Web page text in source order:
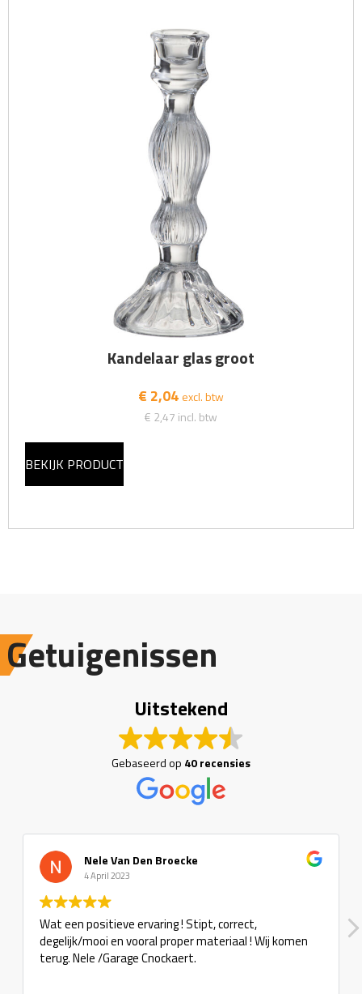
Kandelaar glas groot
€ 2,04 excl. btw
€ 2,47 incl. btw
BEKIJK PRODUCT
Getuigenissen
Uitstekend
Gebaseerd op 40 recensies
Nele Van Den Broecke
4 April 2023
Wat een positieve ervaring ! Stipt, correct,
degelijk/mooi en vooral proper materiaal ! Wij komen
terug. Nele /Garage Cnockaert.